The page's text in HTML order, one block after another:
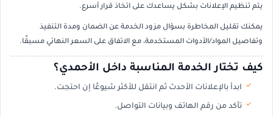
يتم تنظيم الإعلانات بشكل يساعدك على اتخاذ قرار أسرع.
يمكنك تقليل المخاطرة بسؤال مزود الخدمة عن الضمان ومدة التنفيذ
وتفاصيل المواد/الأدوات المستخدمة، مع الاتفاق على السعر النهائي مسبقًا.
كيف تختار الخدمة المناسبة داخل الأحمدي؟
ابدأ بالإعلانات الأحدث ثم انتقل للأكثر شيوعًا إن احتجت.
تأكد من رقم الهاتف وبيانات التواصل.